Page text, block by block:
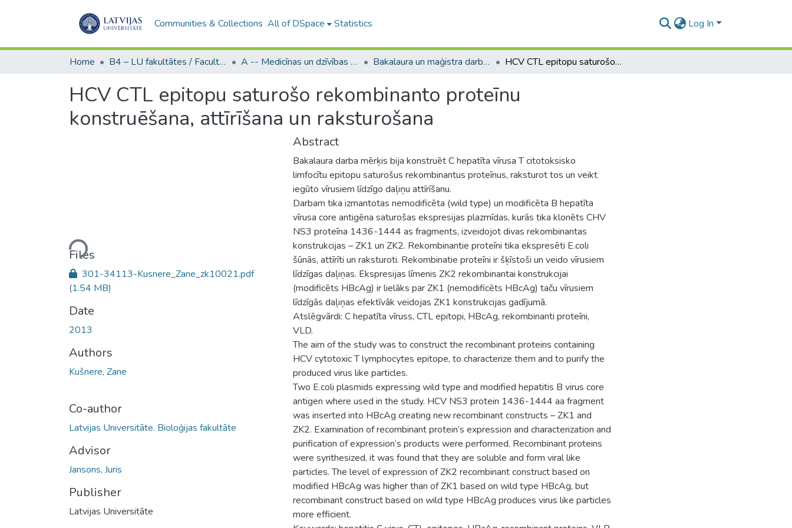
Communities & Collections All of DSpace Statistics Log In
Home B4 – LU fakultātes / Faculties of the UL A -- Medicīnas un dzīvības zinātņu fakultāte / Faculty of Medicine and Life Sciences Bakalaura un maģistra darbi (MDZF) / Bachelor's and Master's theses HCV CTL epitopu saturošo rekombinanto proteīnu konstruēšana, attīrīšana un raksturošana
HCV CTL epitopu saturošo rekombinanto proteīnu
konstruēšana, attīrīšana un raksturošana
Loading...
Files
301-34113-Kusnere_Zane_zk10021.pdf
(1.54 MB)
Date
2013
Authors
Kušnere, Zane
Co-author
Latvijas Universitāte. Bioloģijas fakultāte
Advisor
Jansons, Juris
Publisher
Latvijas Universitāte
Abstract
Bakalaura darba mērķis bija konstruēt C hepatīta vīrusa T citotoksisko
limfocītu epitopu saturošus rekombinantus proteīnus, raksturot tos un veikt
iegūto vīrusiem līdzīgo daļiņu attīrīšanu.
Darbam tika izmantotas nemodificēta (wild type) un modificēta B hepatīta
vīrusa core antigēna saturošas ekspresijas plazmīdas, kurās tika klonēts CHV
NS3 proteīna 1436-1444 as fragments, izveidojot divas rekombinantas
konstrukcijas – ZK1 un ZK2. Rekombinantie proteīni tika ekspresēti E.coli
šūnās, attīrīti un raksturoti. Rekombinatie proteīni ir šķīstoši un veido vīrusiem
līdzīgas daļiņas. Ekspresijas līmenis ZK2 rekombinantai konstrukcijai
(modificēts HBcAg) ir lielāks par ZK1 (nemodificēts HBcAg) taču vīrusiem
līdzīgās daļiņas efektīvāk veidojas ZK1 konstrukcijas gadījumā.
Atslēgvārdi: C hepatīta vīruss, CTL epitopi, HBcAg, rekombinanti proteīni,
VLD.
The aim of the study was to construct the recombinant proteins containing
HCV cytotoxic T lymphocytes epitope, to characterize them and to purify the
produced virus like particles.
Two E.coli plasmids expressing wild type and modified hepatitis B virus core
antigen where used in the study. HCV NS3 protein 1436-1444 aa fragment
was inserted into HBcAg creating new recombinant constructs – ZK1 and
ZK2. Examination of recombinant protein’s expression and characterization and
purification of expression’s products were performed. Recombinant proteins
were synthesized, it was found that they are soluble and form viral like
particles. The level of expression of ZK2 recombinant construct based on
modified HBcAg was higher than of ZK1 based on wild type HBcAg, but
recombinant construct based on wild type HBcAg produces virus like particles
more efficient.